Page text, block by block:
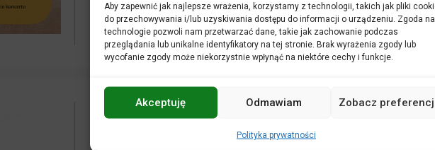
Aby zapewnić jak najlepsze wrażenia, korzystamy z technologii, takich jak pliki
do przechowywania i/lub uzyskiwania dostępu do informacji o urządzeniu. Zgoda
technologie pozwoli nam przetwarzać dane, takie jak zachowanie podczas
przeglądania lub unikalne identyfikatory na tej stronie. Brak wyrażenia zgody lub
wycofanie zgody może niekorzystnie wpłynąć na niektóre cechy i funkcje.
Akceptuję Odmawiam Zobacz
Polityka prywatności
KONCERTY DLA DZIECI,
KONCERTY
RODZINNE ,
WYDARZENIE
W ABONAMENCIE
17 grudnia 2023 niedziela